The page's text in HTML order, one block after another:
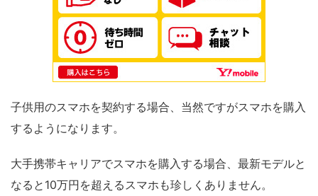
子供用のスマホを契約する場合、当然ですがスマホを購入
するようになります。
大手携帯キャリアでスマホを購入する場合、最新モデルと
なると10万円を超えるスマホも珍しくありません。